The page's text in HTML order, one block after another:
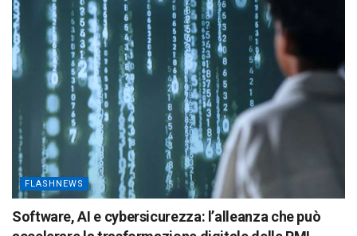
FLASHNEWS
Software, AI e cybersicurezza: l’alleanza che può